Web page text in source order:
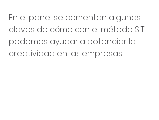
En el panel se comentan algunas
claves de cómo con el método SIT
podemos ayudar a potenciar la
creatividad en las empresas.